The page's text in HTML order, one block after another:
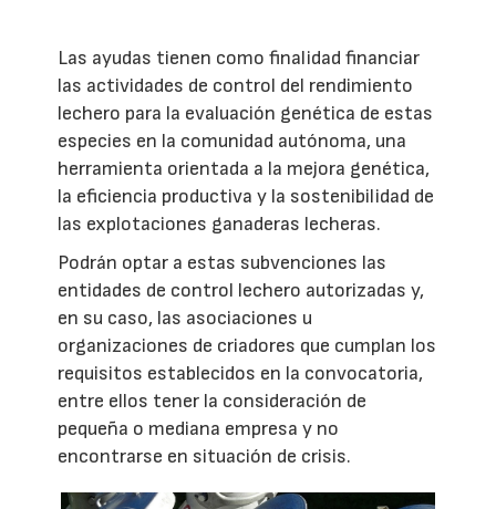
Las ayudas tienen como finalidad financiar
las actividades de control del rendimiento
lechero para la evaluación genética de estas
especies en la comunidad autónoma, una
herramienta orientada a la mejora genética,
la eficiencia productiva y la sostenibilidad de
las explotaciones ganaderas lecheras.
Podrán optar a estas subvenciones las
entidades de control lechero autorizadas y,
en su caso, las asociaciones u
organizaciones de criadores que cumplan los
requisitos establecidos en la convocatoria,
entre ellos tener la consideración de
pequeña o mediana empresa y no
encontrarse en situación de crisis.